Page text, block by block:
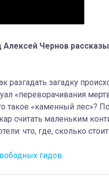
Чернов
разгадать загадку
«переворачивания
такое «каменный лес»?
считать маленьким
что, где, сколько
гидов.